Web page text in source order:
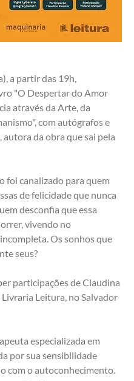
a partir das 19h,
"O Despertar do Amor
através da Arte, da
com autógrafos e
da obra que sai pela
foi canalizado para quem
de felicidade que nunca
desconfia que essa
vivendo no
Os sonhos que
seus?
participações de Claudina
Leitura, no Salvador
especializada em
por sua sensibilidade
com o autoconhecimento.